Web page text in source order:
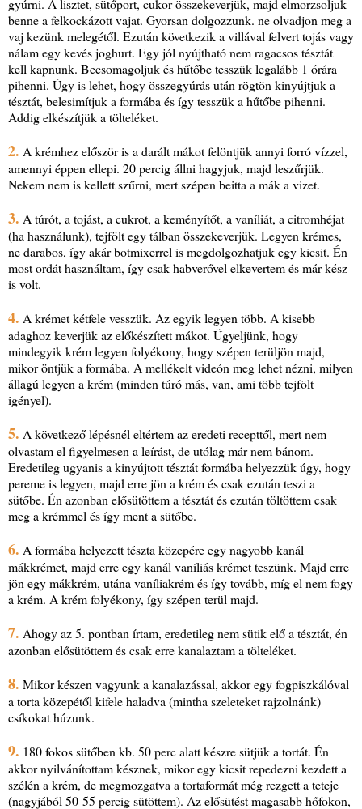
gyúrni. A lisztet, sütőport, cukor összekeverjük, majd elmorzsoljuk
benne a felkockázott vajat. Gyorsan dolgozzunk. ne olvadjon meg a
vaj kezünk melegétől. Ezután következik a villával felvert tojás vagy
nálam egy kevés joghurt. Egy jól nyújtható nem ragacsos tésztát
kell kapnunk. Becsomagoljuk és hűtőbe tesszük legalább 1 órára
pihenni. Úgy is lehet, hogy összegyúrás után rögtön kinyújtjuk a
tésztát, belesimítjuk a formába és így tesszük a hűtőbe pihenni.
Addig elkészítjük a tölteléket.
2. A krémhez először is a darált mákot felöntjük annyi forró vízzel,
amennyi éppen ellepi. 20 percig állni hagyjuk, majd leszűrjük.
Nekem nem is kellett szűrni, mert szépen beitta a mák a vizet.
3. A túrót, a tojást, a cukrot, a keményítőt, a vaníliát, a citromhéjat
(ha használunk), tejfölt egy tálban összekeverjük. Legyen krémes,
ne darabos, így akár botmixerrel is megdolgozhatjuk egy kicsit. Én
most ordát használtam, így csak habverővel elkevertem és már kész
is volt.
4. A krémet kétfele vesszük. Az egyik legyen több. A kisebb
adaghoz keverjük az előkészített mákot. Ügyeljünk, hogy
mindegyik krém legyen folyékony, hogy szépen terüljön majd,
mikor öntjük a formába. A mellékelt videón meg lehet nézni, milyen
állagú legyen a krém (minden túró más, van, ami több tejfölt
igényel).
5. A következő lépésnél eltértem az eredeti recepttől, mert nem
olvastam el figyelmesen a leírást, de utólag már nem bánom.
Eredetileg ugyanis a kinyújtott tésztát formába helyezzük úgy, hogy
pereme is legyen, majd erre jön a krém és csak ezután teszi a
sütőbe. Én azonban elősütöttem a tésztát és ezután töltöttem csak
meg a krémmel és így ment a sütőbe.
6. A formába helyezett tészta közepére egy nagyobb kanál
mákkrémet, majd erre egy kanál vaníliás krémet teszünk. Majd erre
jön egy mákkrém, utána vaníliakrém és így tovább, míg el nem fogy
a krém. A krém folyékony, így szépen terül majd.
7. Ahogy az 5. pontban írtam, eredetileg nem sütik elő a tésztát, én
azonban elősütöttem és csak erre kanalaztam a tölteléket.
8. Mikor készen vagyunk a kanalazással, akkor egy fogpiszkálóval
a torta közepétől kifele haladva (mintha szeleteket rajzolnánk)
csíkokat húzunk.
9. 180 fokos sütőben kb. 50 perc alatt készre sütjük a tortát. Én
akkor nyilvánítottam késznek, mikor egy kicsit repedezni kezdett a
szélén a krém, de megmozgatva a tortaformát még rezgett a teteje
(nagyjából 50-55 percig sütöttem). Az elősütést magasabb hőfokon,